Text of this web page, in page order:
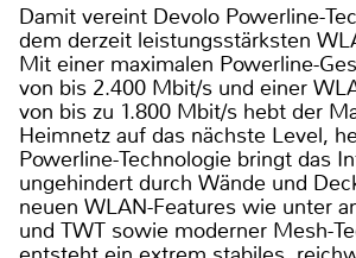
Damit vereint Devolo Powerline-
dem derzeit leistungsstärksten
Mit einer maximalen Powerline-
von bis 2.400 Mbit/s und einer
von bis zu 1.800 Mbit/s hebt der
Heimnetz auf das nächste Level,
Powerline-Technologie bringt das
ungehindert durch Wände und
neuen WLAN-Features wie unter
und TWT sowie moderner Mesh-